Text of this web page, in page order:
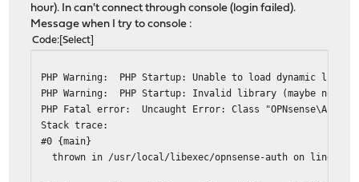
hour). In can't connect through console (login failed).
Message when I try to console :
Code Select
PHP Warning: PHP Startup: Unable to load dynamic
PHP Warning: PHP Startup: Invalid library (maybe not
PHP Fatal error: Uncaught Error: Class
Stack trace:
#0 {main}
thrown in /usr/local/libexec/opnsense-auth on line 62